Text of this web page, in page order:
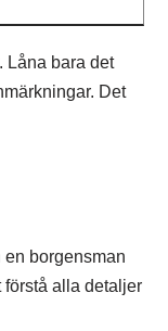
Låna bara det
Det
borgensman
förstå alla detaljer